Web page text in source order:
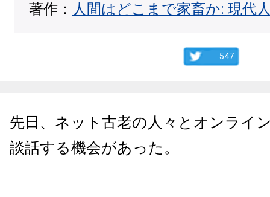
著作： 人間はどこまで家畜か: 現代
547
先日、ネット古老の人々とオンライ
談話する機会があった。